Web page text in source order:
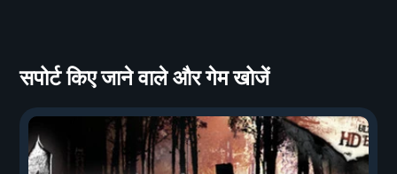
सपोर्ट किए जाने वाले और गेम खोजें